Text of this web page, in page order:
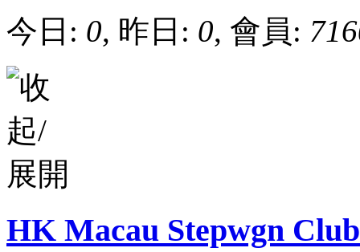
今日: 0, 昨日: 0, 會員:
HK Macau Stepwgn Club